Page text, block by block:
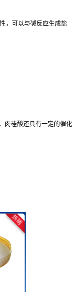
，可以与碱反应生成盐
肉桂酸还具有一定的催化